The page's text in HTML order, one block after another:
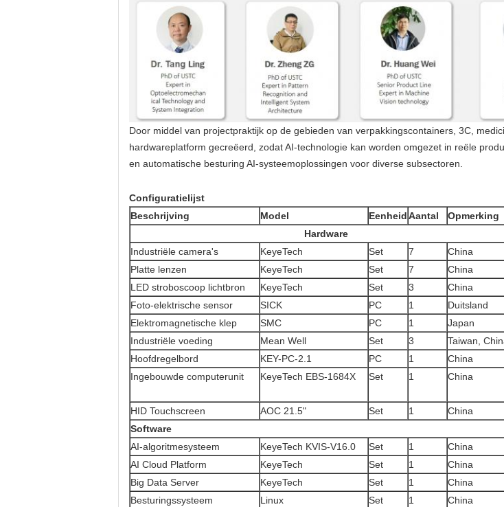
Door middel van projectpraktijk op de gebieden van verpakkingscontainers, 3C,
hardwareplatform gecreëerd, zodat AI-technologie kan worden omgezet in reële
en automatische besturing AI-systeemoplossingen voor diverse subsectoren.
Configuratielijst
Beschrijving
Model EenheidAantal
Opmerking
Hardware
Industriële camera's
KeyeTech Set 7
China
Platte lenzen
KeyeTech Set 7
China
LED stroboscoop lichtbron
KeyeTech Set 3
China
Foto-elektrische sensor
SICK PC 1
Duitsland
Elektromagnetische klep
SMC PC 1
Japan
Industriële voeding
Mean Well Set 3
Taiwan,
Hoofdregelbord
KEY-PC-2.1 PC 1
China
Ingebouwde computerunit
KeyeTech EBS-1684X Set 1 China
HID Touchscreen AOC 21.5" Set 1
China
Software
AI-algoritmesysteem
KeyeTech KVIS-V16.0 Set 1
China
AI Cloud Platform
KeyeTech Set 1
China
Big Data Server
KeyeTech Set 1
China
Besturingssysteem
Linux Set 1 China